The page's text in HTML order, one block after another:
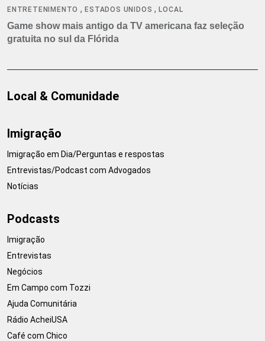
ENTRETENIMENTO ,ESTADOS UNIDOS ,LOCAL
Game show mais antigo da TV americana faz seleção
gratuita no sul da Flórida
Local & Comunidade
Imigração
Imigração em Dia/Perguntas e respostas
Entrevistas/Podcast com Advogados
Notícias
Podcasts
Imigração
Entrevistas
Negócios
Em Campo com Tozzi
Ajuda Comunitária
Rádio AcheiUSA
Café com Chico